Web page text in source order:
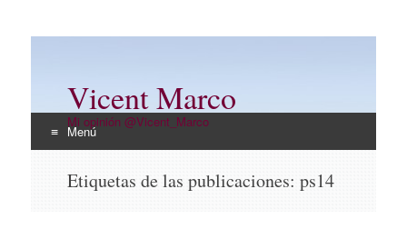
Vicent Marco
Mi opinión @Vicent_Marco
Menú
Etiquetas de las publicaciones: ps14